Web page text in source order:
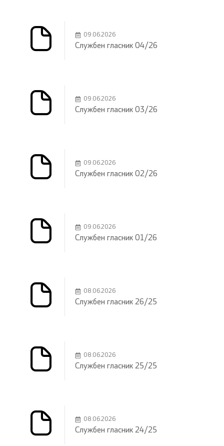
09.06.2026
Службен гласник 04/26
09.06.2026
Службен гласник 03/26
09.06.2026
Службен гласник 02/26
09.06.2026
Службен гласник 01/26
08.06.2026
Службен гласник 26/25
08.06.2026
Службен гласник 25/25
08.06.2026
Службен гласник 24/25